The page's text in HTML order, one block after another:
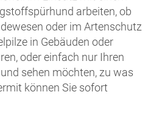
arbeiten, ob
oder im Artenschutz
in Gebäuden oder
oder einfach nur Ihren
sehen möchten, zu was
können Sie sofort